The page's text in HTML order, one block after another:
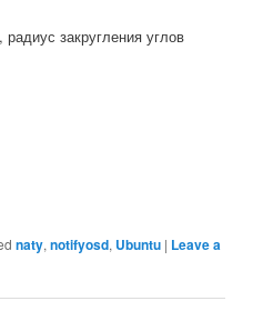
закругления углов
naty,notifyosd, Ubuntu | Leave a